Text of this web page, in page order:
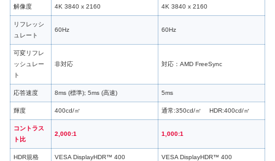
解像度 4K 3840 x 2160 4K 3840 x 2160
リフレッシ
ュレート
60Hz 60Hz
可変リフレ
ッシュレー
ト
非対応 対応：AMD FreeSync
応答速度 8ms (標準); 5ms (高速) 5ms
輝度 400cd/㎡ 通常:350cd/㎡ HDR:400cd/㎡
コントラス
ト比
2,000:1 1,000:1
HDR規格 VESA DisplayHDR™ 400 VESA DisplayHDR™ 400